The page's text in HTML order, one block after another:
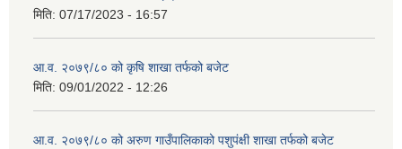
मिति: 07/17/2023 - 16:57
आ.व. २०७९/८० को कृषि शाखा तर्फको बजेट
मिति: 09/01/2022 - 12:26
आ.व. २०७९/८० को अरुण गाउँपालिकाको पशुपंक्षी शाखा तर्फको बजेट